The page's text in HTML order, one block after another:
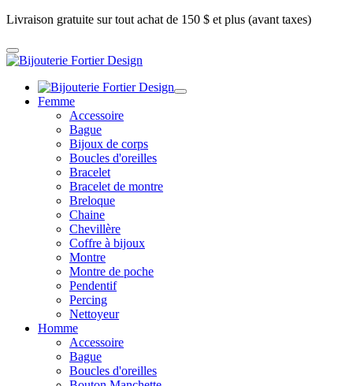
Livraison gratuite sur tout achat de 150 $ et plus (avant taxes)
Femme
Accessoire
Bague
Bijoux de corps
Boucles d'oreilles
Bracelet
Bracelet de montre
Breloque
Chaine
Chevillère
Coffre à bijoux
Montre
Montre de poche
Pendentif
Percing
Nettoyeur
Homme
Accessoire
Bague
Boucles d'oreilles